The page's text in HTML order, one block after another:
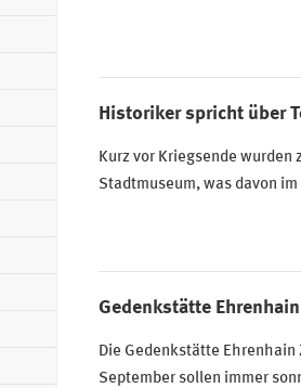
Historiker spricht über
Kurz vor Kriegsende
Stadtmuseum, was davon
Gedenkstätte
Die Gedenkstätte
September sollen immer